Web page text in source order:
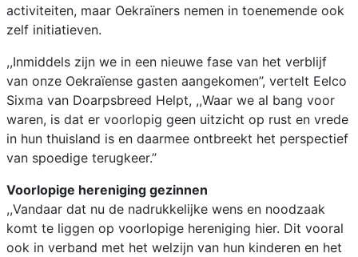
activiteiten, maar Oekraïners nemen in toenemende ook
zelf initiatieven.
,,Inmiddels zijn we in een nieuwe fase van het verblijf
van onze Oekraïense gasten aangekomen’’, vertelt Eelco
Sixma van Doarpsbreed Helpt, ,,Waar we al bang voor
waren, is dat er voorlopig geen uitzicht op rust en vrede
in hun thuisland is en daarmee ontbreekt het perspectief
van spoedige terugkeer.’’
Voorlopige hereniging gezinnen
,,Vandaar dat nu de nadrukkelijke wens en noodzaak
komt te liggen op voorlopige hereniging hier. Dit vooral
ook in verband met het welzijn van hun kinderen en het